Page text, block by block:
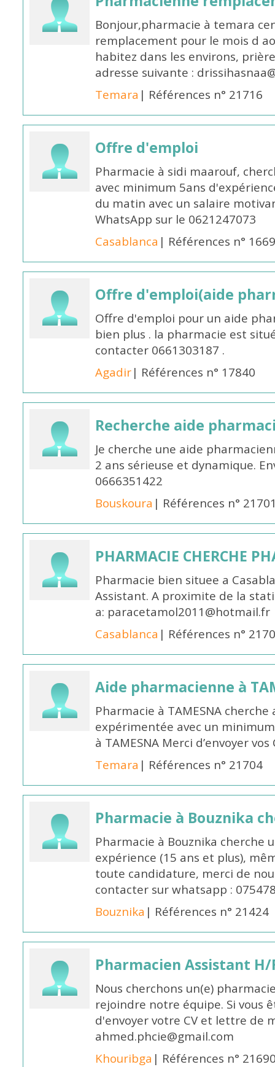
Bonjour,pharmacie à temara
remplacement pour le mois d
habitez dans les environs,
adresse suivante :
Temara | Références n° 21716
Offre d'emploi
Pharmacie à sidi maarouf,
avec minimum 5ans
du matin avec un salaire
WhatsApp sur le 0621247073
Casablanca | Références n°
Offre d'emploi(aide
Offre d'emploi pour un aide
bien plus . la pharmacie est
contacter 0661303187 .
Agadir| Références n° 17840
Recherche aide
Je cherche une aide
2 ans sérieuse et dynamique.
0666351422
Bouskoura | Références n°
PHARMACIE CHERCHE
Pharmacie bien situee a
Assistant. A proximite de la
a: paracetamol2011@hotmail.fr
Casablanca | Références n°
Aide pharmacienne à
Pharmacie à TAMESNA
expérimentée avec un
à TAMESNA Merci d’envoyer
Temara | Références n° 21704
Pharmacie à Bouznika
Pharmacie à Bouznika cherche
expérience (15 ans et plus),
toute candidature, merci de
contacter sur whatsapp :
Bouznika | Références n° 21424
Pharmacien Assistant
Nous cherchons un(e)
rejoindre notre équipe. Si vous
d'envoyer votre CV et lettre de
ahmed.phcie@gmail.com
Khouribga | Références n°